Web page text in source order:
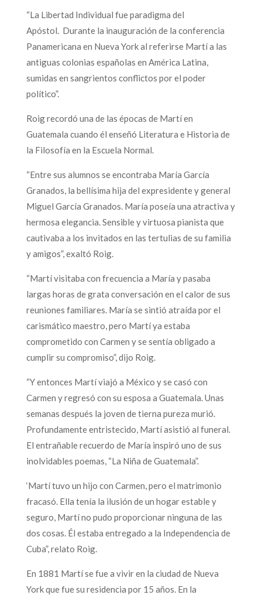
“La Libertad Individual fue paradigma del
Apóstol. Durante la inauguración de la conferencia
Panamericana en Nueva York al referirse Martí a las
antiguas colonias españolas en América Latina,
sumidas en sangrientos conflictos por el poder
político”.
Roig recordó una de las épocas de Martí en
Guatemala cuando él enseñó Literatura e Historia de
la Filosofía en la Escuela Normal.
“Entre sus alumnos se encontraba María García
Granados, la bellísima hija del expresidente y general
Miguel García Granados. María poseía una atractiva y
hermosa elegancia. Sensible y virtuosa pianista que
cautivaba a los invitados en las tertulias de su familia
y amigos”, exaltó Roig.
“Martí visitaba con frecuencia a María y pasaba
largas horas de grata conversación en el calor de sus
reuniones familiares. María se sintió atraída por el
carismático maestro, pero Martí ya estaba
comprometido con Carmen y se sentía obligado a
cumplir su compromiso”, dijo Roig.
“Y entonces Martí viajó a México y se casó con
Carmen y regresó con su esposa a Guatemala. Unas
semanas después la joven de tierna pureza murió.
Profundamente entristecido, Martí asistió al funeral.
El entrañable recuerdo de María inspiró uno de sus
inolvidables poemas, “La Niña de Guatemala”.
‘Martí tuvo un hijo con Carmen, pero el matrimonio
fracasó. Ella tenía la ilusión de un hogar estable y
seguro, Martí no pudo proporcionar ninguna de las
dos cosas. Él estaba entregado a la Independencia de
Cuba”, relato Roig.
En 1881 Martí se fue a vivir en la ciudad de Nueva
York que fue su residencia por 15 años. En la